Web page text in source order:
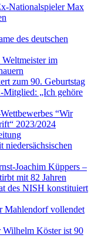
Nationalspieler Max
des deutschen
im
zum 90. Geburtstag
Mitglied: „Ich gehöre
“Wir
2023/2024
Joachim Küppers –
mit 82 Jahren
des NISH konstituiert
Mahlendorf vollendet
Wilhelm Köster ist 90